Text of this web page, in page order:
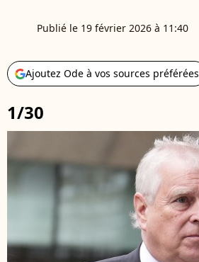
Publié le 19 février 2026 à 11:40
Ajoutez Ode à vos sources préférées
1/30